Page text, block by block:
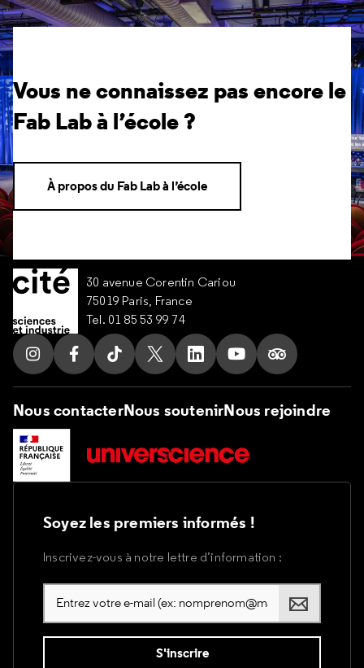
Vous ne connaissez pas encore le
Fab Lab à l’école ?
À propos du Fab Lab à l’école
30 avenue Corentin Cariou
75019 Paris, France
Tel. 01 85 53 99 74
Suivez nous sur Instagram
Suivez nous sur Facebook
Suivez nous sur Tik Tok
Suivez nous sur X
Suivez nous sur LinkedIn
Suivez nous sur
Suivez nous
Nous contacterNous soutenirNous rejoindre
Soyez les premiers informés !
Inscrivez-vous à notre lettre d’information :